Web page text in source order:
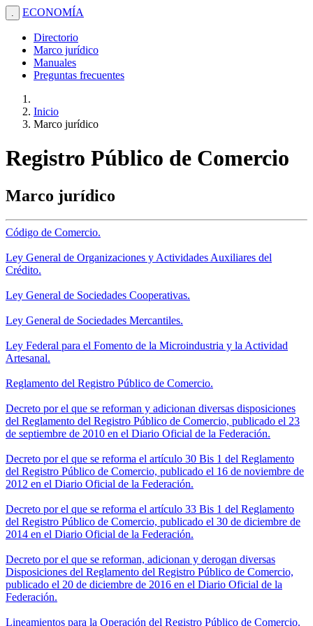
. ECONOMÍA
Directorio
Marco jurídico
Manuales
Preguntas frecuentes
Inicio
Marco jurídico
Registro Público de Comercio
Marco jurídico
Código de Comercio.
Ley General de Organizaciones y Actividades Auxiliares del
Crédito.
Ley General de Sociedades Cooperativas.
Ley General de Sociedades Mercantiles.
Ley Federal para el Fomento de la Microindustria y la Actividad
Artesanal.
Reglamento del Registro Público de Comercio.
Decreto por el que se reforman y adicionan diversas disposiciones
del Reglamento del Registro Público de Comercio, publicado el 23
de septiembre de 2010 en el Diario Oficial de la Federación.
Decreto por el que se reforma el artículo 30 Bis 1 del Reglamento
del Registro Público de Comercio, publicado el 16 de noviembre de
2012 en el Diario Oficial de la Federación.
Decreto por el que se reforma el artículo 33 Bis 1 del Reglamento
del Registro Público de Comercio, publicado el 30 de diciembre de
2014 en el Diario Oficial de la Federación.
Decreto por el que se reforman, adicionan y derogan diversas
Disposiciones del Reglamento del Registro Público de Comercio,
publicado el 20 de diciembre de 2016 en el Diario Oficial de la
Federación.
Lineamientos para la Operación del Registro Público de Comercio.